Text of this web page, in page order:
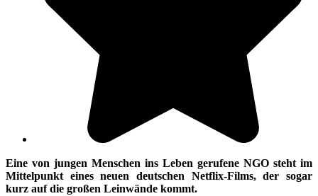
Eine von jungen Menschen ins Leben gerufene NGO steht im
Mittelpunkt einesneuen deutschen Netflix-Films, der sogar
kurz auf die großen Leinwände kommt.